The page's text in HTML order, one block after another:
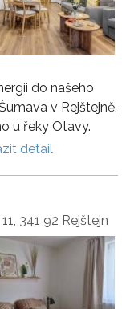
do našeho
v Rejštejně,
u řeky Otavy.
detail
341 92 Rejštejn